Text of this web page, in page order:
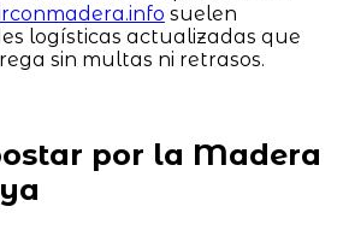
suelen
logísticas actualizadas que
sin multas ni retrasos.
por la Madera